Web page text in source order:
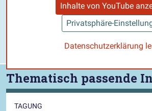
Inhalte von YouTube
Privatsphäre-
Datenschutzerklärung
Thematisch passende
TAGUNG